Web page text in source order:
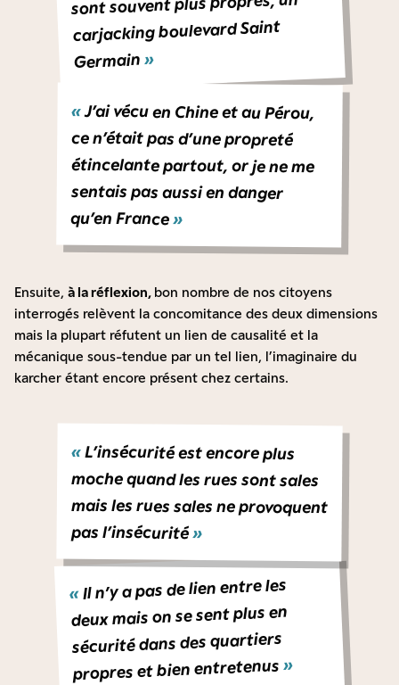
carjacking boulevard Saint
Germain »
«J’ai vécu en Chine et au Pérou,
ce n’était pas d’une propreté
étincelante partout, or je ne me
sentais pas aussi en danger
qu’en France»
Ensuite, à la réflexion, bon nombre de nos citoyens
interrogés relèvent la concomitance des deux dimensions
mais la plupart réfutent un lien de causalité et la
mécanique sous-tendue par un tel lien, l’imaginaire du
karcher étant encore présent chez certains.
«L’insécurité est encore plus
moche quand les rues sont sales
mais les rues sales ne provoquent
pas l’insécurité»
«Il n’y a pas de lien entre les
deux mais on se sent plus en
sécurité dans des quartiers
propres et bien entretenus »